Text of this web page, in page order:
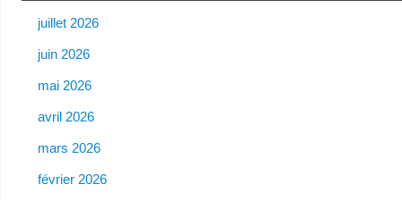
juillet 2026
juin 2026
mai 2026
avril 2026
mars 2026
février 2026